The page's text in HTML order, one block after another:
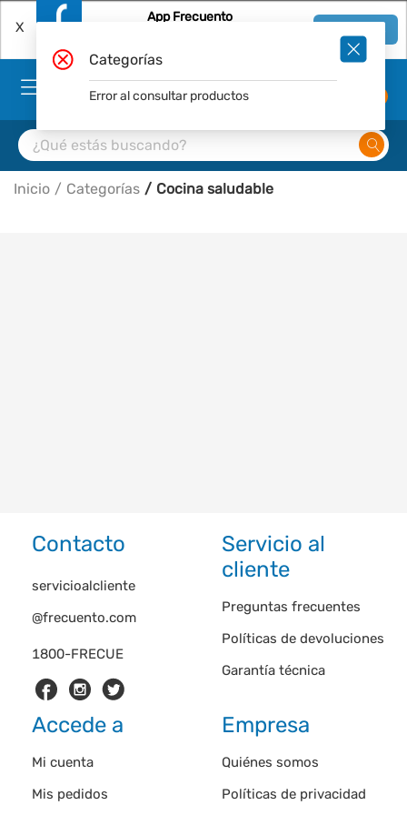
X
App Frecuento
Inicio Categorías Cocina saludable
Contacto
1800-FRECUE
servicioalcliente
@frecuento.com
Servicio al
cliente
Preguntas frecuentes
Políticas de devoluciones
Garantía técnica
Accede a
Mi cuenta
Mis pedidos
Empresa
Quiénes somos
Políticas de privacidad
Categorías
Error al consultar productos